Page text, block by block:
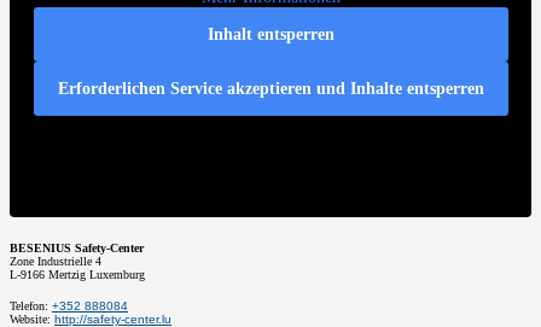
Inhalt entsperren
Erforderlichen Service akzeptieren und Inhalte entsperren
BESENIUS Safety-Center
Zone Industrielle 4
L-9166 Mertzig Luxemburg
Telefon: +352 888084
Website: http://safety-center.lu